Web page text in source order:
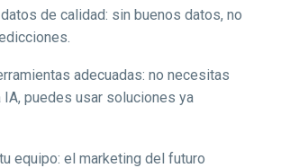
de calidad: sin buenos datos, no
adecuadas: no necesitas
IA, puedes usar soluciones ya
equipo: el marketing del futuro